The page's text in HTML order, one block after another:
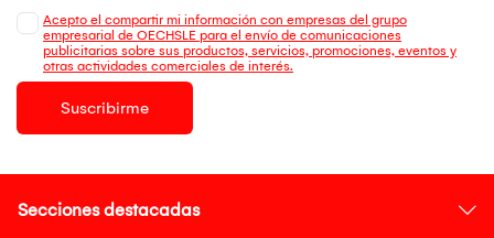
Acepto el compartir mi información con empresas del grupo
empresarial de OECHSLE para el envío de comunicaciones
publicitarias sobre sus productos, servicios, promociones, eventos y
otras actividades comerciales de interés.
Suscribirme
Secciones destacadas